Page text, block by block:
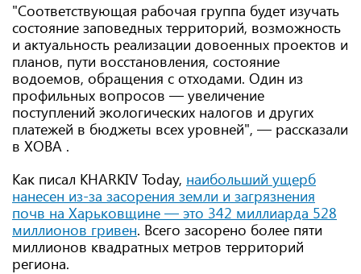
"Соответствующая рабочая группа будет изучать
состояние заповедных территорий, возможность
и актуальность реализации довоенных проектов и
планов, пути восстановления, состояние
водоемов, обращения с отходами. Один из
профильных вопросов — увеличение
поступлений экологических налогов и других
платежей в бюджеты всех уровней", — рассказали
в ХОВА .
Как писал KHARKIV Today, наибольший ущерб
нанесен из-за засорения земли и загрязнения
почв на Харьковщине — это 342 миллиарда 528
миллионов гривен. Всего засорено более пяти
миллионов квадратных метров территорий
региона.